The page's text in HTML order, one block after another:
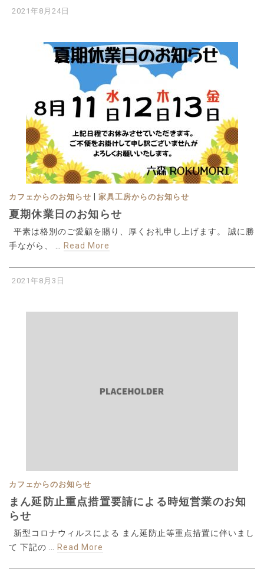
2021年8月24日
カフェからのお知らせ 家具工房からのお知らせ
夏期休業日のお知らせ
平素は格別のご愛顧を賜り、厚くお礼申し上げます。 誠に勝
手ながら、 …
Read More
2021年8月3日
カフェからのお知らせ
まん延防止重点措置要請による時短営業のお知
らせ
新型コロナウィルスによる まん延防止等重点措置に伴いまし
て 下記の …
Read More